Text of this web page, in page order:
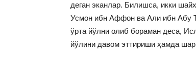
деган эканлар. Билишса, икки
Усмон ибн Аффон ва Али ибн Абу
ўрта йўлни олиб бораман деса,
йўлини давом эттириши ҳамда